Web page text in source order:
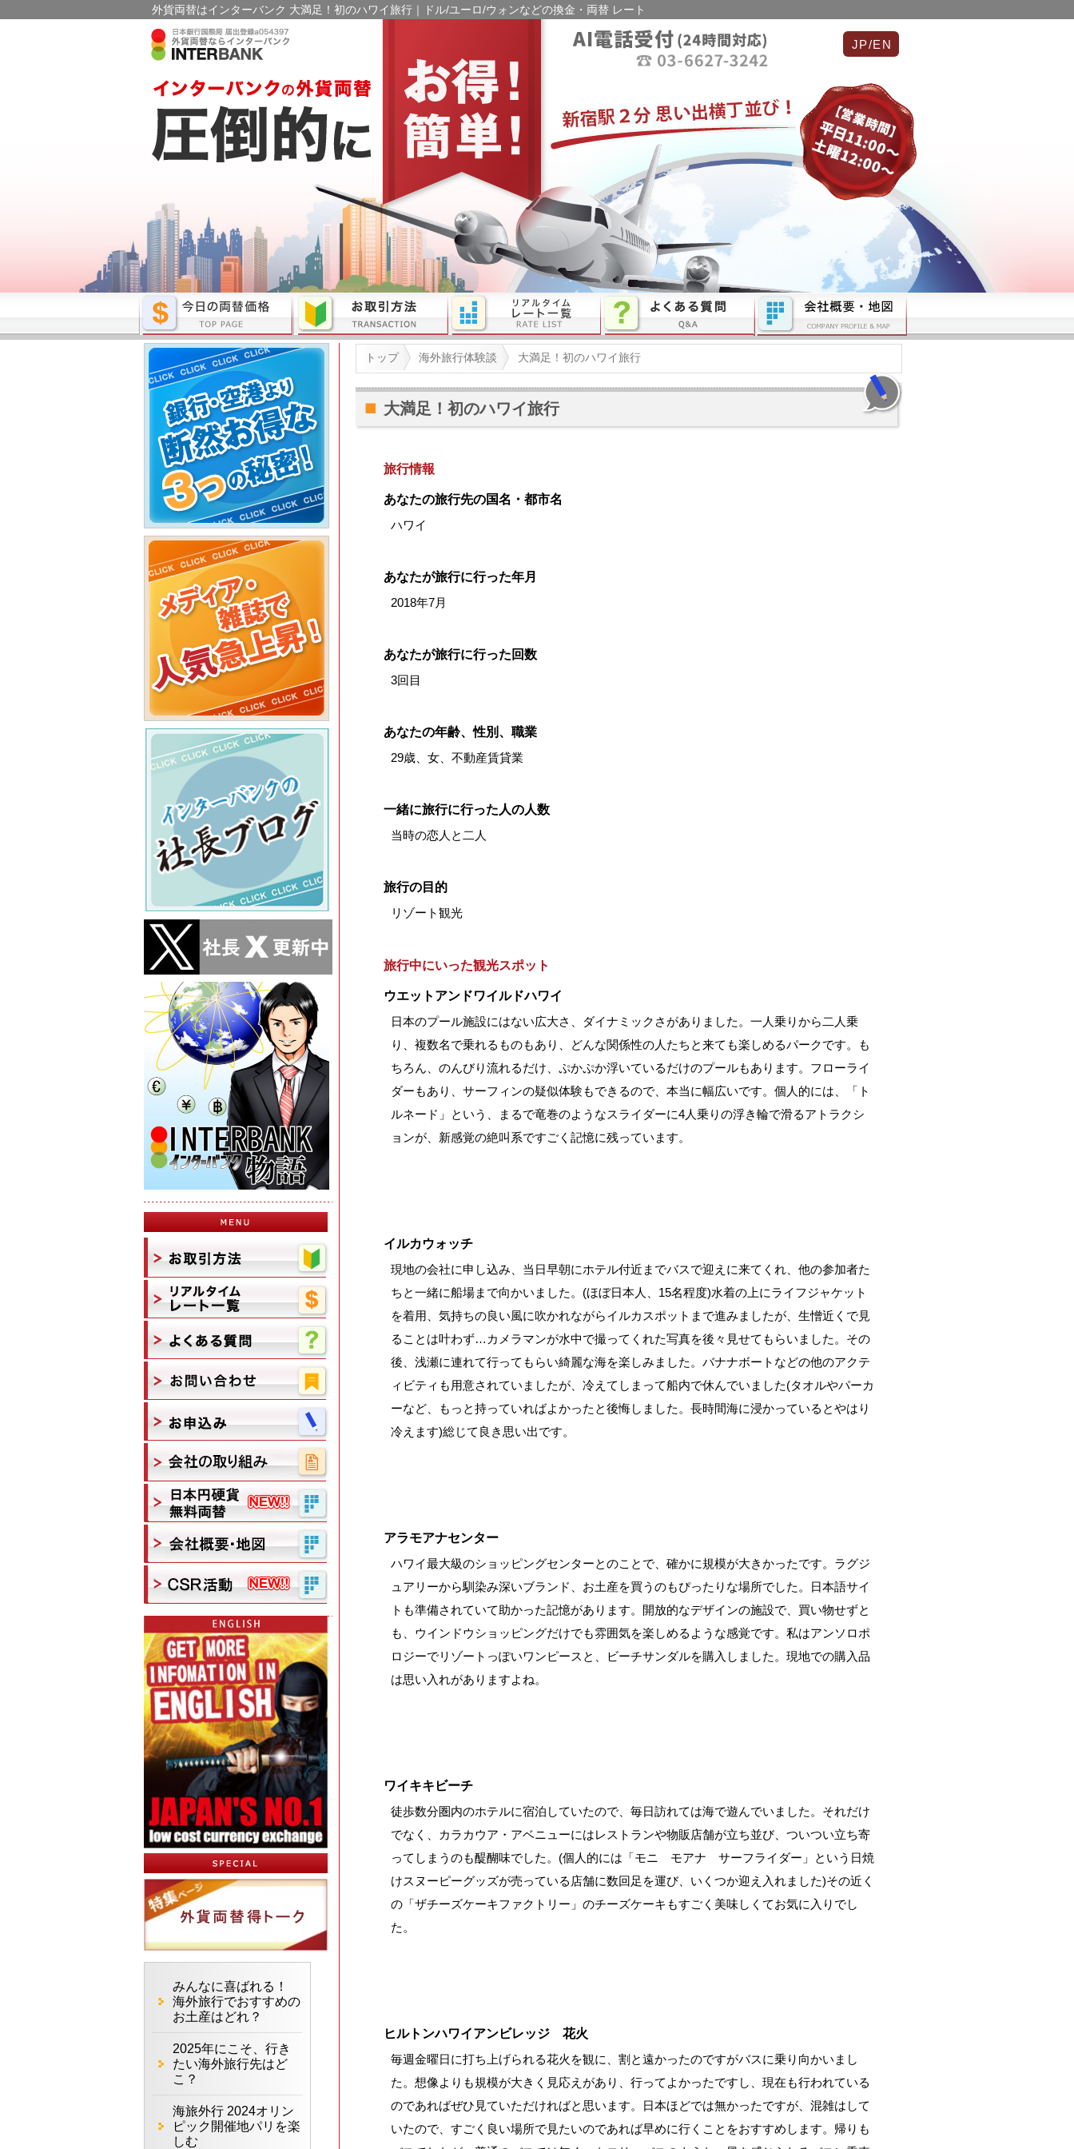
外貨両替はインターバンク 大満足！初のハワイ旅行｜ドル/ユーロ/ウォンなどの換金・両替 レート
JP/EN
トップ 海外旅行体験談 大満足！初のハワイ旅行
大満足！初のハワイ旅行
旅行情報
あなたの旅行先の国名・都市名
ハワイ
あなたが旅行に行った年月
2018年7月
あなたが旅行に行った回数
3回目
あなたの年齢、性別、職業
29歳、女、不動産賃貸業
一緒に旅行に行った人の人数
当時の恋人と二人
旅行の目的
リゾート観光
旅行中にいった観光スポット
ウエットアンドワイルドハワイ
日本のプール施設にはない広大さ、ダイナミックさがありました。一人乗りから二人乗
り、複数名で乗れるものもあり、どんな関係性の人たちと来ても楽しめるパークです。も
ちろん、のんびり流れるだけ、ぷかぷか浮いているだけのプールもあります。フローライ
ダーもあり、サーフィンの疑似体験もできるので、本当に幅広いです。個人的には、「ト
ルネード」という、まるで竜巻のようなスライダーに4人乗りの浮き輪で滑るアトラクシ
ョンが、新感覚の絶叫系ですごく記憶に残っています。
イルカウォッチ
現地の会社に申し込み、当日早朝にホテル付近までバスで迎えに来てくれ、他の参加者た
ちと一緒に船場まで向かいました。(ほぼ日本人、15名程度)水着の上にライフジャケット
を着用、気持ちの良い風に吹かれながらイルカスポットまで進みましたが、生憎近くで見
ることは叶わず…カメラマンが水中で撮ってくれた写真を後々見せてもらいました。その
後、浅瀬に連れて行ってもらい綺麗な海を楽しみました。バナナボートなどの他のアクテ
ィビティも用意されていましたが、冷えてしまって船内で休んでいました(タオルやパーカ
ーなど、もっと持っていればよかったと後悔しました。長時間海に浸かっているとやはり
冷えます)総じて良き思い出です。
アラモアナセンター
ハワイ最大級のショッピングセンターとのことで、確かに規模が大きかったです。ラグジ
ュアリーから馴染み深いブランド、お土産を買うのもぴったりな場所でした。日本語サイ
トも準備されていて助かった記憶があります。開放的なデザインの施設で、買い物せずと
も、ウインドウショッピングだけでも雰囲気を楽しめるような感覚です。私はアンソロポ
ロジーでリゾートっぽいワンピースと、ビーチサンダルを購入しました。現地での購入品
は思い入れがありますよね。
ワイキキビーチ
徒歩数分圏内のホテルに宿泊していたので、毎日訪れては海で遊んでいました。それだけ
でなく、カラカウア・アベニューにはレストランや物販店舗が立ち並び、ついつい立ち寄
ってしまうのも醍醐味でした。(個人的には「モニ モアナ サーフライダー」という日焼
けスヌーピーグッズが売っている店舗に数回足を運び、いくつか迎え入れました)その近く
の「ザチーズケーキファクトリー」のチーズケーキもすごく美味しくてお気に入りでし
た。
ヒルトンハワイアンビレッジ 花火
毎週金曜日に打ち上げられる花火を観に、割と遠かったのですがバスに乗り向かいまし
た。想像よりも規模が大きく見応えがあり、行ってよかったですし、現在も行われている
のであればぜひ見ていただければと思います。日本ほどでは無かったですが、混雑はして
いたので、すごく良い場所で見たいのであれば早めに行くことをおすすめします。帰りも
みんなに喜ばれる！
海外旅行でおすすめの
お土産はどれ？
2025年にこそ、行き
たい海外旅行先はど
こ？
海旅外行 2024オリン
ピック開催地パリを楽
しむ